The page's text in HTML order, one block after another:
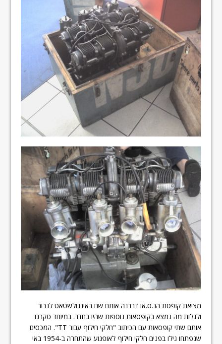
מציאת קופסת הנ.ס.או דרבנה אותם שם באינגולשטאט לנבור
ולגלות מה נמצא בקופסאות נוספות שהיו בחדר. במיוחד סקרנו
אותם שתי קופסאות עם הכיתוב "חלקי חילוף עבור TT". המכסים
שנפתחו גילו בפנים חלקי חילוף לאופנוע שהתחרה ב-1954 באי